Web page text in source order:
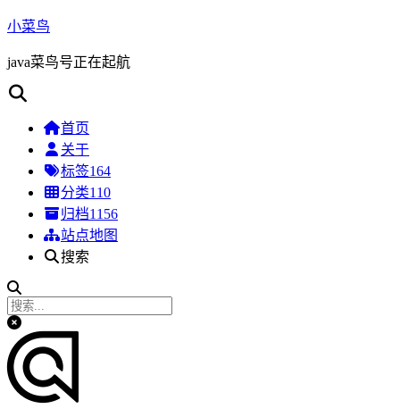
小菜鸟
java菜鸟号正在起航
首页
关于
标签164
分类110
归档1156
站点地图
搜索